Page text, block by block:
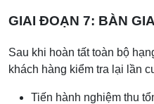
GIAI ĐOẠN 7: BÀN
Sau khi hoàn tất toàn bộ
khách hàng kiểm tra lại lần
Tiến hành nghiệm thu